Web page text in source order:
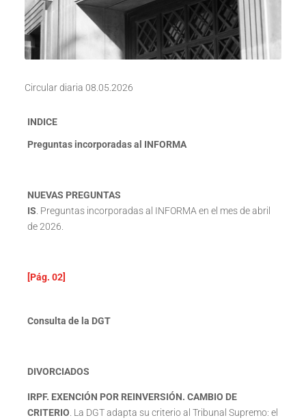
Circular diaria 08.05.2026
INDICE
Preguntas incorporadas al INFORMA
NUEVAS PREGUNTAS
IS . Preguntas incorporadas al INFORMA en el mes de abril
de 2026.
[Pág. 02]
Consulta de la DGT
DIVORCIADOS
IRPF. EXENCIÓN POR REINVERSIÓN. CAMBIO DE
CRITERIO . La DGT adapta su criterio al Tribunal Supremo: el